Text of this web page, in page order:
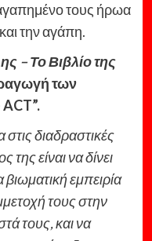
τους ήρωα
την αγάπη.
– Το Βιβλίο της
των
ACT”.
στις διαδραστικές
της είναι να δίνει
βιωματική εμπειρία
τους στην
τους, και να